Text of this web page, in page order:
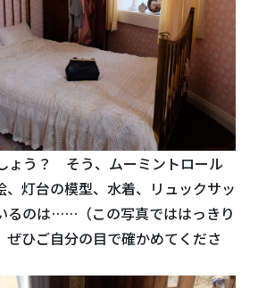
ょう？ そう、ムーミントロール
、灯台の模型、水着、リュックサッ
るのは……（この写真でははっきり
ぜひご自分の目で確かめてくださ